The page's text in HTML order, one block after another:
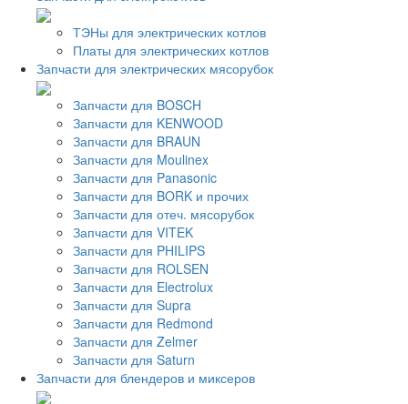
ТЭНы для электрических котлов
Платы для электрических котлов
Запчасти для электрических мясорубок
Запчасти для BOSCH
Запчасти для KENWOOD
Запчасти для BRAUN
Запчасти для Moulinex
Запчасти для Panasonic
Запчасти для BORK и прочих
Запчасти для отеч. мясорубок
Запчасти для VITEK
Запчасти для PHILIPS
Запчасти для ROLSEN
Запчасти для Electrolux
Запчасти для Supra
Запчасти для Redmond
Запчасти для Zelmer
Запчасти для Saturn
Запчасти для блендеров и миксеров